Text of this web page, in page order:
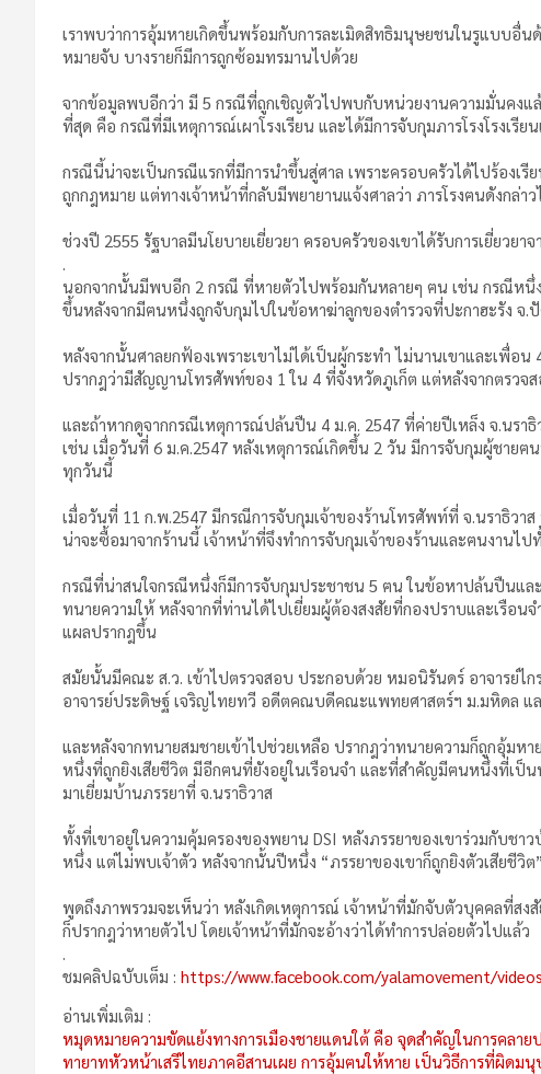
เราพบว่าการอุ้มหายเกิดขึ้นพร้อมกับการละเมิดสิทธิมนุษยชนในรูแบบอื่น
หมายจับ บางรายก็มีการถูกซ้อมทรมานไปด้วย
จากข้อมูลพบอีกว่า มี 5 กรณีที่ถูกเชิญตัวไปพบกับหน่วยงานความมั่นคงแ
ที่สุด คือ กรณีที่มีเหตุการณ์เผาโรงเรียน และได้มีการจับกุมภารโรงโรงเรี
กรณีนี้น่าจะเป็นกรณีแรกที่มีการนำขึ้นสู่ศาล เพราะครอบครัวได้ไปร้องเรี
ถูกกฎหมาย แต่ทางเจ้าหน้าที่กลับมีพยายานแจ้งศาลว่า ภารโรงฅนดังกล่
ช่วงปี 2555 รัฐบาลมีนโยบายเยี่ยวยา ครอบครัวของเขาได้รับการเยี่ยวย
.
นอกจากนั้นมีพบอีก 2 กรณี ที่หายตัวไปพร้อมกันหลายๆ ฅน เช่น กรณีหนึ่
ขึ้นหลังจากมีฅนหนึ่งถูกจับกุมไปในข้อหาฆ่าลูกของตำรวจที่ปะกาฮะรัง จ.
หลังจากนั้นศาลยกฟ้องเพราะเขาไม่ได้เป็นผู้กระทำ ไม่นานเขาและเพื่
ปรากฎว่ามีสัญญานโทรศัพท์ของ 1 ใน 4 ที่จังหวัดภูเก็ต แต่หลังจากตรว
และถ้าหากดูจากกรณีเหตุการณ์ปล้นปืน 4 ม.ค. 2547 ที่ค่ายปีเหล็ง จ.นรา
เช่น เมื่อวันที่ 6 ม.ค.2547 หลังเหตุการณ์เกิดขึ้น 2 วัน มีการจับกุมผู้ชาย
ทุกวันนี้
เมื่อวันที่ 11 ก.พ.2547 มีกรณีการจับกุมเจ้าของร้านโทรศัพท์ที่ จ.นราธิว
น่าจะซื้อมาจากร้านนี้ เจ้าหน้าที่จึงทำการจับกุมเจ้าของร้านและฅนงาน
กรณีที่น่าสนใจกรณีหนึ่งก็มีการจับกุมประชาชน 5 ฅน ในข้อหาปล้นปืนและ
ทนายความให้ หลังจากที่ท่านได้ไปเยี่ยมผู้ต้องสงสัยที่กองปราบและเรือน
แผลปรากฎขึ้น
สมัยนั้นมีคณะ ส.ว. เข้าไปตรวจสอบ ประกอบด้วย หมอนิรันดร์ อาจารย์
อาจารย์ประดิษฐ์ เจริญไทยทวี อดีตคณบดีคณะแพทยศาสตร์ฯ ม.มหิดล แ
และหลังจากทนายสมชายเข้าไปช่วยเหลือ ปรากฎว่าทนายความก็ถูกอุ้ม
หนึ่งที่ถูกยิงเสียชีวิต มีอีกฅนที่ยังอยู่ในเรือนจำ และที่สำคัญมีฅนหนึ่งที่เป็
มาเยี่ยมบ้านภรรยาที่ จ.นราธิวาส
ทั้งที่เขาอยู่ในความคุ้มครองของพยาน DSI หลังภรรยาของเขาร่วมกับช
หนึ่ง แต่ไม่พบเจ้าตัว หลังจากนั้นปีหนึ่ง “ภรรยาของเขาก็ถูกยิงตัวเสียชีวิต”
พูดถึงภาพรวมจะเห็นว่า หลังเกิดเหตุการณ์ เจ้าหน้าที่มักจับตัวบุคคลที่ส
ก็ปรากฎว่าหายตัวไป โดยเจ้าหน้าที่มักจะอ้างว่าได้ทำการปล่อยตัวไปแล้ว
.
ชมคลิปฉบับเต็ม : https://www.facebook.com/yalamovement/
อ่านเพิ่มเติม :
หมุดหมายความขัดแย้งทางการเมืองชายแดนใต้ คือ จุดสำคัญในการคลา
ทายาทหัวหน้าเสรีไทยภาคอีสานเผย การอุ้มฅนให้หาย เป็นวิธีการที่ผิด